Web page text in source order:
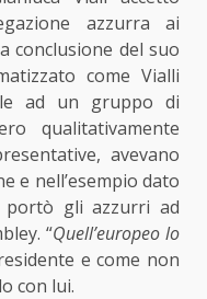
azzurra ai
conclusione del suo
come Vialli
ad un gruppo di
qualitativamente
avevano
e nell’esempio dato
gli azzurri ad
“Quell’europeo lo
e come non
con lui.